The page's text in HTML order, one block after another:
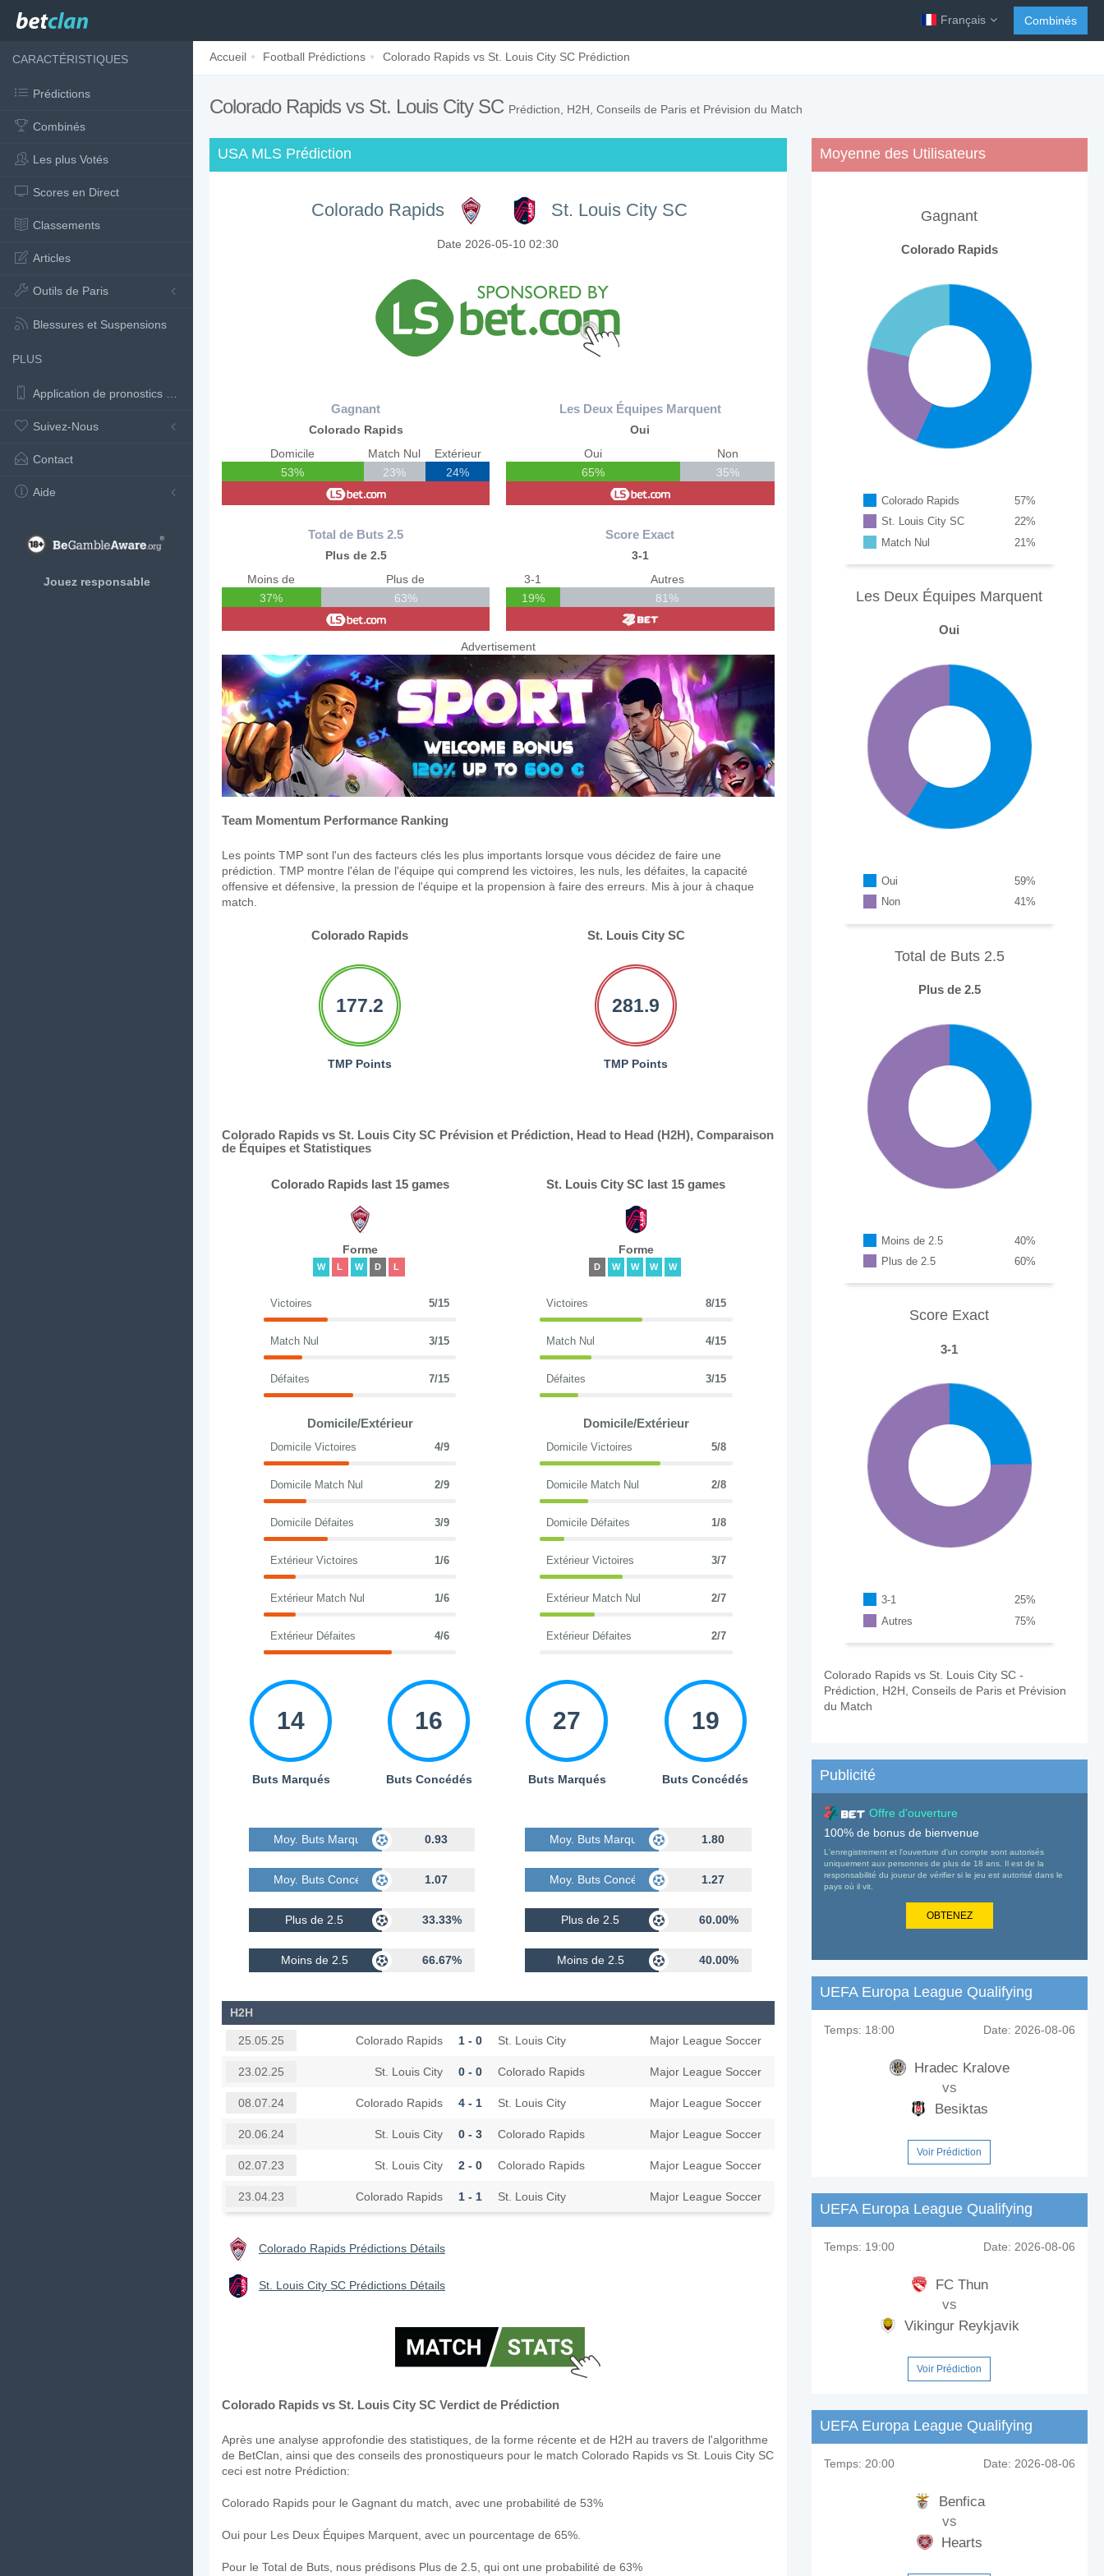
Français Combinés
CARACTÉRISTIQUES
Prédictions
Combinés
Les plus Votés
Scores en Direct
Classements
Articles
Outils de Paris
Blessures et Suspensions
PLUS
Application de pronostics de football
Suivez-Nous
Contact
Aide
Jouez responsable
Accueil Football Prédictions Colorado Rapids vs St. Louis City SC Prédiction
Colorado Rapids vs St. Louis City SC Prédiction, H2H, Conseils de Paris et Prévision du Match
USA MLS Prédiction
Colorado Rapids St. Louis City SC
Date 2026-05-10 02:30
Gagnant
Colorado Rapids
Domicile
53%
Match Nul
23%
Extérieur
24%
Total de Buts 2.5
Plus de 2.5
Moins de
37%
Plus de
63%
Les Deux Équipes Marquent
Oui
Oui
65%
Non
35%
Score Exact
3-1
3-1
19%
Autres
81%
Advertisement
Team Momentum Performance Ranking
Les points TMP sont l'un des facteurs clés les plus importants lorsque vous décidez de faire une
prédiction. TMP montre l'élan de l'équipe qui comprend les victoires, les nuls, les défaites, la capacité
offensive et défensive, la pression de l'équipe et la propension à faire des erreurs. Mis à jour à chaque
match.
Colorado Rapids St. Louis City SC
177.2
TMP Points
281.9
TMP Points
Colorado Rapids vs St. Louis City SC Prévision et Prédiction, Head to Head (H2H), Comparaison
de Équipes et Statistiques
Colorado Rapids last 15 games
Forme
W L W D L
Victoires 5/15
Match Nul 3/15
Défaites 7/15
Domicile/Extérieur
Domicile Victoires 4/9
Domicile Match Nul 2/9
Domicile Défaites 3/9
Extérieur Victoires 1/6
Extérieur Match Nul 1/6
Extérieur Défaites 4/6
14
Buts Marqués
16
Buts Concédés
Moy. Buts Marqués 0.93
Moy. Buts Concédés 1.07
Plus de 2.5 33.33%
Moins de 2.5 66.67%
St. Louis City SC last 15 games
Forme
D W W W W
Victoires 8/15
Match Nul 4/15
Défaites 3/15
Domicile/Extérieur
Domicile Victoires 5/8
Domicile Match Nul 2/8
Domicile Défaites 1/8
Extérieur Victoires 3/7
Extérieur Match Nul 2/7
Extérieur Défaites 2/7
27
Buts Marqués
19
Buts Concédés
Moy. Buts Marqués 1.80
Moy. Buts Concédés 1.27
Plus de 2.5 60.00%
Moins de 2.5 40.00%
H2H
25.05.25 Colorado Rapids 1 - 0 St. Louis City Major League Soccer
23.02.25 St. Louis City 0 - 0 Colorado Rapids Major League Soccer
08.07.24 Colorado Rapids 4 - 1 St. Louis City Major League Soccer
20.06.24 St. Louis City 0 - 3 Colorado Rapids Major League Soccer
02.07.23 St. Louis City 2 - 0 Colorado Rapids Major League Soccer
23.04.23 Colorado Rapids 1 - 1 St. Louis City Major League Soccer
Colorado Rapids Prédictions Détails
St. Louis City SC Prédictions Détails
Colorado Rapids vs St. Louis City SC Verdict de Prédiction
Après une analyse approfondie des statistiques, de la forme récente et de H2H au travers de l'algorithme
de BetClan, ainsi que des conseils des pronostiqueurs pour le match Colorado Rapids vs St. Louis City SC
ceci est notre Prédiction:
Colorado Rapids pour le Gagnant du match, avec une probabilité de 53%
Oui pour Les Deux Équipes Marquent, avec un pourcentage de 65%.
Pour le Total de Buts, nous prédisons Plus de 2.5, qui ont une probabilité de 63%
Moyenne des Utilisateurs
Gagnant
Colorado Rapids
Colorado Rapids %
57
St. Louis City SC
%
22
Match Nul
%
21
Les Deux Équipes Marquent
Oui
Oui %
59
Non
%
41
Total de Buts 2.5
Plus de 2.5
Moins de 2.5 %
40
Plus de 2.5
%
60
Score Exact
3-1
3-1 %
25
Autres
%
75
Colorado Rapids vs St. Louis City SC -
Prédiction, H2H, Conseils de Paris et Prévision
du Match
Publicité
Offre d'ouverture
100% de bonus de bienvenue
L'enregistrement et l'ouverture d'un compte sont autorisés
uniquement aux personnes de plus de 18 ans. Il est de la
responsabilité du joueur de vérifier si le jeu est autorisé dans le
pays où il vit.
OBTENEZ
UEFA Europa League Qualifying
Temps: 18:00 Date: 2026-08-06
Hradec Kralove
vs
Besiktas
Voir Prédiction
UEFA Europa League Qualifying
Temps: 19:00 Date: 2026-08-06
FC Thun
vs
Vikingur Reykjavik
Voir Prédiction
UEFA Europa League Qualifying
Temps: 20:00 Date: 2026-08-06
Benfica
vs
Hearts